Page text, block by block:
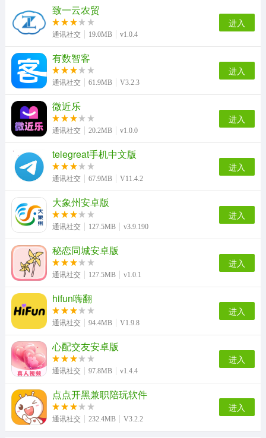
致一云农贸
通讯社交 19.0MB v1.0.4
进入
有数智客
通讯社交 61.9MB V3.2.3
进入
微近乐
通讯社交 20.2MB v1.0.0
进入
telegreat手机中文版
通讯社交 67.9MB V11.4.2
进入
大象州安卓版
通讯社交 127.5MB v3.9.190
进入
秘恋同城安卓版
通讯社交 127.5MB v1.0.1
进入
hifun嗨翻
通讯社交 94.4MB V1.9.8
进入
心配交友安卓版
通讯社交 97.8MB v1.4.4
进入
点点开黑兼职陪玩软件
通讯社交 232.4MB V3.2.2
进入